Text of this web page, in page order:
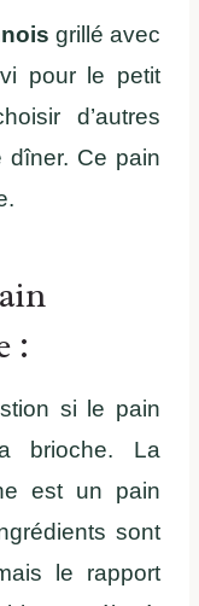
grillé avec
pour le petit
d’autres
dîner. Ce pain
:
si le pain
brioche. La
est un pain
sont
le rapport